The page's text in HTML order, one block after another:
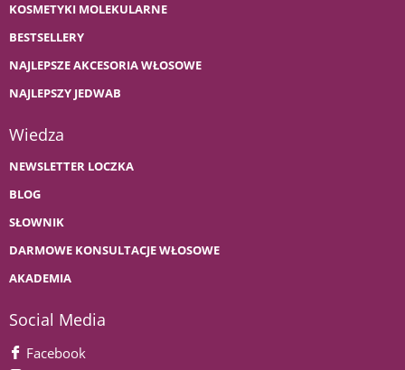
KOSMETYKI MOLEKULARNE
BESTSELLERY
NAJLEPSZE AKCESORIA WŁOSOWE
NAJLEPSZY JEDWAB
Wiedza
NEWSLETTER LOCZKA
BLOG
SŁOWNIK
DARMOWE KONSULTACJE WŁOSOWE
AKADEMIA
Social Media
Facebook